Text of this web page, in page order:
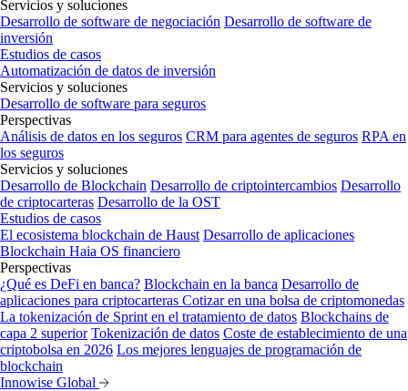
Servicios y soluciones
Desarrollo de software de negociación Desarrollo de software de
inversión
Estudios de casos
Automatización de datos de inversión
Servicios y soluciones
Desarrollo de software para seguros
Perspectivas
Análisis de datos en los seguros CRM para agentes de seguros RPA en
los seguros
Servicios y soluciones
Desarrollo de Blockchain Desarrollo de criptointercambios Desarrollo
de criptocarteras Desarrollo de la OST
Estudios de casos
El ecosistema blockchain de Haust Desarrollo de aplicaciones
Blockchain Haia OS financiero
Perspectivas
¿Qué es DeFi en banca? Blockchain en la banca Desarrollo de
aplicaciones para criptocarteras Cotizar en una bolsa de criptomonedas
La tokenización de Sprint en el tratamiento de datos Blockchains de
capa 2 superior Tokenización de datos Coste de establecimiento de una
criptobolsa en 2026 Los mejores lenguajes de programación de
blockchain
Innowise Global